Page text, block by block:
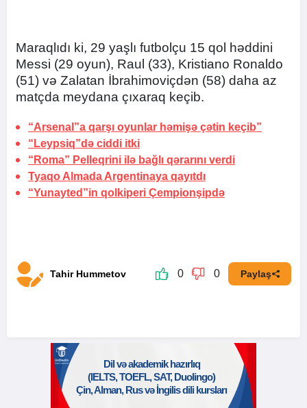
Maraqlıdı ki, 29 yaşlı futbolçu 15 qol həddini
Messi (29 oyun), Raul (33), Kristiano Ronaldo
(51) və Zalatan İbrahimoviçdən (58) daha az
matçda meydana çıxaraq keçib.
“Arsenal”a qarşı oyunlar həmişə çətin keçib”
“Leypsiq”də ciddi itki
“Roma” Pelleqrini ilə bağlı qərarını verdi
Tyaqo Almada Argentinaya qayıtdı
“Yunayted”in qolkiperi Çempionşipdə
Tahir Hummetov 0 0 Paylaş